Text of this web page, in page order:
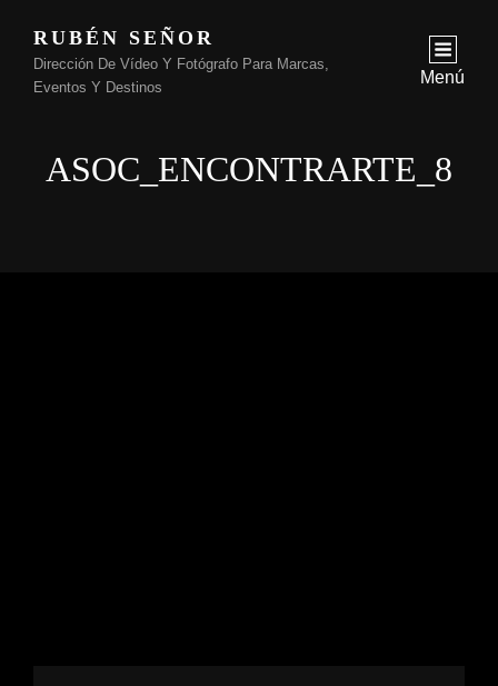
RUBÉN SEÑOR
Dirección De Vídeo Y Fotógrafo Para Marcas,
Eventos Y Destinos
Menú
ASOC_ENCONTRARTE_8